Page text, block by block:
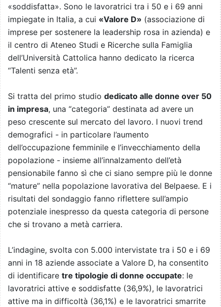
«soddisfatta». Sono le lavoratrici tra i 50 e i 69 anni
impiegate in Italia, a cui «Valore D» (associazione di
imprese per sostenere la leadership rosa in azienda) e
il centro di Ateneo Studi e Ricerche sulla Famiglia
dell’Università Cattolica hanno dedicato la ricerca
“Talenti senza età”.
Si tratta del primo studio dedicato alle donne over 50
in impresa, una “categoria” destinata ad avere un
peso crescente sul mercato del lavoro. I nuovi trend
demografici - in particolare l’aumento
dell’occupazione femminile e l’invecchiamento della
popolazione - insieme all’innalzamento dell’età
pensionabile fanno sì che ci siano sempre più le donne
“mature” nella popolazione lavorativa del Belpaese. E i
risultati del sondaggio fanno riflettere sull’ampio
potenziale inespresso da questa categoria di persone
che si trovano a metà carriera.
L’indagine, svolta con 5.000 intervistate tra i 50 e i 69
anni in 18 aziende associate a Valore D, ha consentito
di identificare tre tipologie di donne occupate: le
lavoratrici attive e soddisfatte (36,9%), le lavoratrici
attive ma in difficoltà (36,1%) e le lavoratrici smarrite